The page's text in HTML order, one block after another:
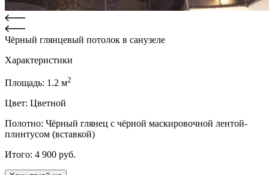
Чёрный глянцевый потолок в санузеле
Характеристики
Площадь: 1.2 м2
Цвет: Цветной
Полотно: Чёрный глянец с чёрной маскировочной лентой-
плинтусом (вставкой)
Итого: 4 900 руб.